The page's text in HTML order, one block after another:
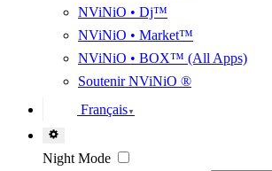
NViNiO • Dj™
NViNiO • Market™
NViNiO • BOX™ (All Apps)
Soutenir NViNiO ®
Français ▼
Night Mode